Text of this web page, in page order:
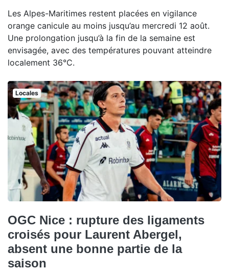
Les Alpes-Maritimes restent placées en vigilance
orange canicule au moins jusqu’au mercredi 12 août.
Une prolongation jusqu’à la fin de la semaine est
envisagée, avec des températures pouvant atteindre
localement 36°C.
Locales
OGC Nice : rupture des ligaments
croisés pour Laurent Abergel,
absent une bonne partie de la
saison